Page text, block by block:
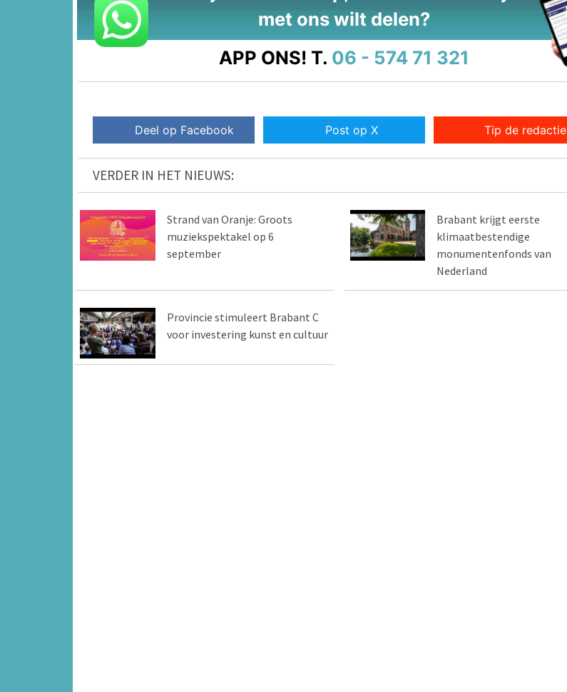
met ons wilt delen?
APP ONS! T. 06 - 574 71 321
Deel op Facebook Post op X Tip de redactie
VERDER IN HET NIEUWS:
Strand van Oranje: Groots
muziekspektakel op 6
september
Brabant krijgt eerste
klimaatbestendige
monumentenfonds van
Nederland
Provincie stimuleert Brabant C
voor investering kunst en cultuur